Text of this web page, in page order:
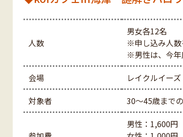
人数
男女各12名
※申し込み人数
※男性は、今年
会場
レイクルイーズ
対象者
30〜45歳まで
男性：1,600円